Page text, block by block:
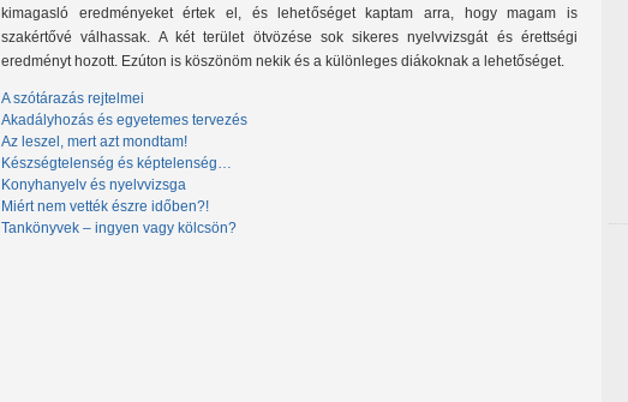
kimagasló eredményeket értek el, és lehetőséget kaptam arra, hogy magam is
szakértővé válhassak. A két terület ötvözése sok sikeres nyelvvizsgát és érettségi
eredményt hozott. Ezúton is köszönöm nekik és a különleges diákoknak a lehetőséget.
A szótárazás rejtelmei
Akadályhozás és egyetemes tervezés
Az leszel, mert azt mondtam!
Készségtelenség és képtelenség…
Konyhanyelv és nyelvvizsga
Miért nem vették észre időben?!
Tankönyvek – ingyen vagy kölcsön?